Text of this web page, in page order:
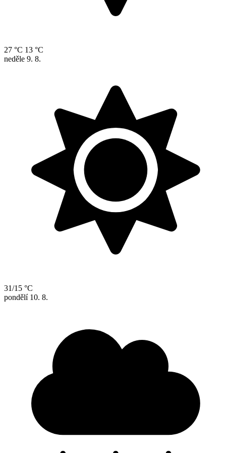
27 °C 13 °C
neděle 9. 8.
31/15 °C
pondělí 10. 8.